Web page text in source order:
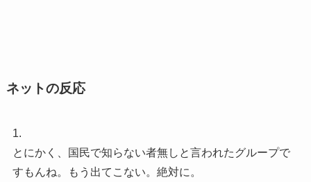
ネットの反応
1.
とにかく、国民で知らない者無しと言われたグループで
すもんね。もう出てこない。絶対に。